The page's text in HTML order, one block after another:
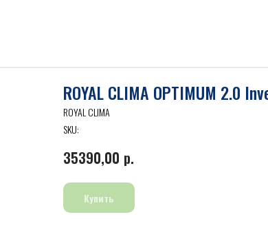
ROYAL CLIMA OPTIMUM 2.0
ROYAL CLIMA
SKU:
35390,00 р.
Купить